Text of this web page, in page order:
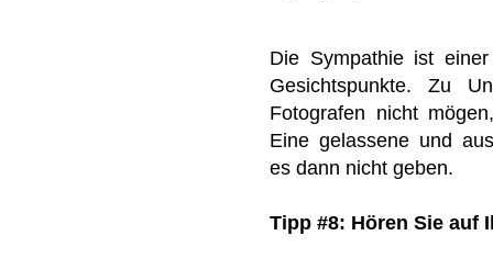
Die Sympathie ist
Gesichtspunkte. Zu
Fotografen nicht
Eine gelassene und
es dann nicht geben.
Tipp #8: Hören Sie auf